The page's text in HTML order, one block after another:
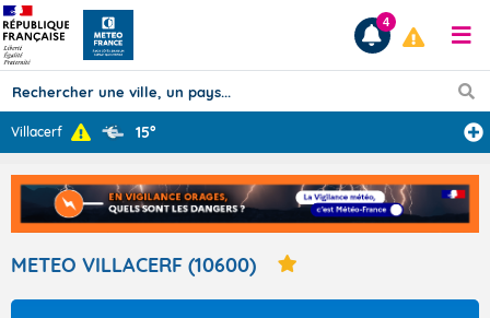
Prévisions
TOUS LES RÉSULTATS
Articles
4
Villacerf 15°
METEO VILLACERF (10600)